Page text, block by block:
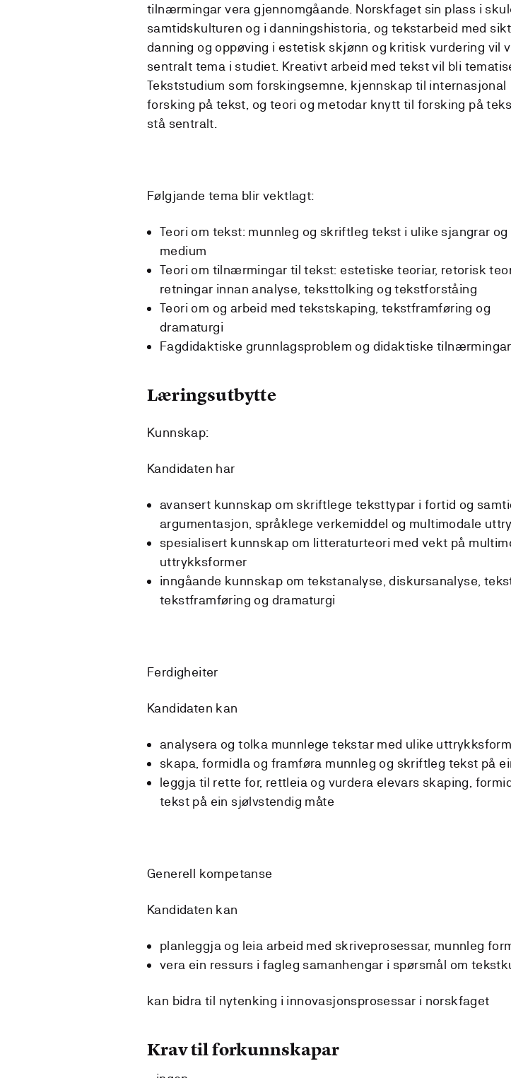
tilnærmingar vera gjennomgåande. Norskfaget sin plass i
samtidskulturen og i danningshistoria, og tekstarbeid med
danning og oppøving i estetisk skjønn og kritisk vurdering vil
sentralt tema i studiet. Kreativt arbeid med tekst vil bli
Tekststudium som forskingsemne, kjennskap til internasjonal
forsking på tekst, og teori og metodar knytt til forsking på
stå sentralt.
Følgjande tema blir vektlagt:
Teori om tekst: munnleg og skriftleg tekst i ulike sjangrar og
medium
Teori om tilnærmingar til tekst: estetiske teoriar, retorisk
retningar innan analyse, teksttolking og tekstforståing
Teori om og arbeid med tekstskaping, tekstframføring og
dramaturgi
Fagdidaktiske grunnlagsproblem og didaktiske
Læringsutbytte
Kunnskap:
Kandidaten har
avansert kunnskap om skriftlege teksttypar i fortid og
argumentasjon, språklege verkemiddel og multimodale
spesialisert kunnskap om litteraturteori med vekt på
uttrykksformer
inngåande kunnskap om tekstanalyse, diskursanalyse,
tekstframføring og dramaturgi
Ferdigheiter
Kandidaten kan
analysera og tolka munnlege tekstar med ulike
skapa, formidla og framføra munnleg og skriftleg tekst på
leggja til rette for, rettleia og vurdera elevars skaping,
tekst på ein sjølvstendig måte
Generell kompetanse
Kandidaten kan
planleggja og leia arbeid med skriveprosessar, munnleg
vera ein ressurs i fagleg samanhengar i spørsmål om
kan bidra til nytenking i innovasjonsprosessar i norskfaget
Krav til forkunnskapar